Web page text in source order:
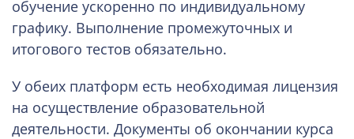
обучение ускоренно по индивидуальному
графику. Выполнение промежуточных и
итогового тестов обязательно.
У обеих платформ есть необходимая лицензия
на осуществление образовательной
деятельности. Документы об окончании курса